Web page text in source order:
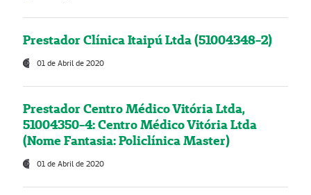
Prestador Clínica Itaipú Ltda (51004348-2)
01 de Abril de 2020
Prestador Centro Médico Vitória Ltda,
51004350-4: Centro Médico Vitória Ltda
(Nome Fantasia: Policlínica Master)
01 de Abril de 2020